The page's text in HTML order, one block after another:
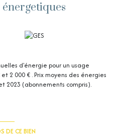
d'énergie pour un usage
2 000 € . Prix moyens des énergies
2023 (abonnements compris).
DE CE BIEN